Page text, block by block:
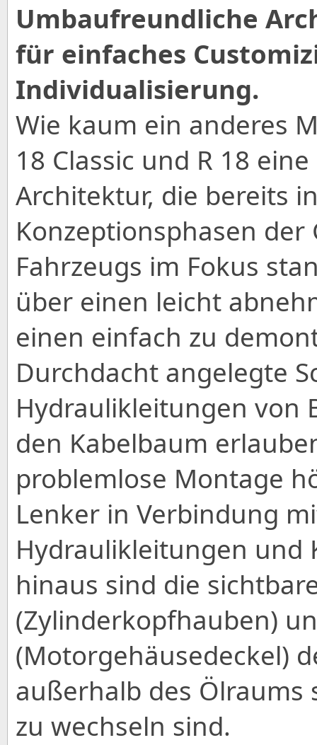
Umbaufreundliche
für einfaches
Individualisierung.
Wie kaum ein anderes
18 Classic und R 18
Architektur, die bereits
Konzeptionsphasen
Fahrzeugs im Fokus
über einen leicht
einen einfach zu
Durchdacht angelegte
Hydraulikleitungen von
den Kabelbaum
problemlose Montage
Lenker in Verbindung
Hydraulikleitungen und
hinaus sind die
(Zylinderkopfhauben)
(Motorgehäusedeckel)
außerhalb des
zu wechseln sind.